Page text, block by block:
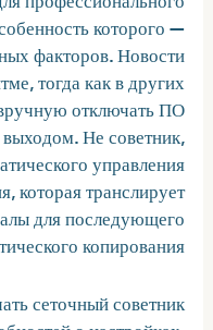
которого —
факторов. Новости
тогда как в других
отключать ПО
Не советник,
управления
которая транслирует
для последующего
копирования.
сеточный советник